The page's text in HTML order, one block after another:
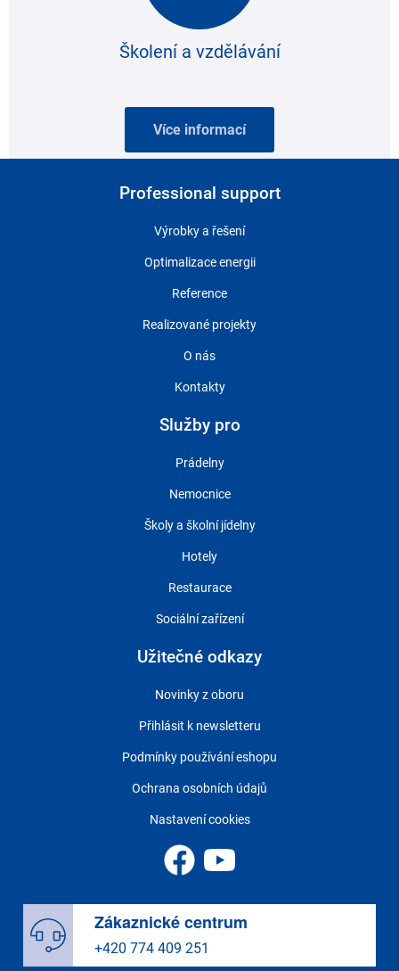
Školení a vzdělávání
Více informací
Professional support
Výrobky a řešení
Optimalizace energii
Reference
Realizované projekty
O nás
Kontakty
Služby pro
Prádelny
Nemocnice
Školy a školní jídelny
Hotely
Restaurace
Sociální zařízení
Užitečné odkazy
Novinky z oboru
Přihlásit k newsletteru
Podmínky používání eshopu
Ochrana osobních údajů
Nastavení cookies
Zákaznické centrum
+420 774 409 251